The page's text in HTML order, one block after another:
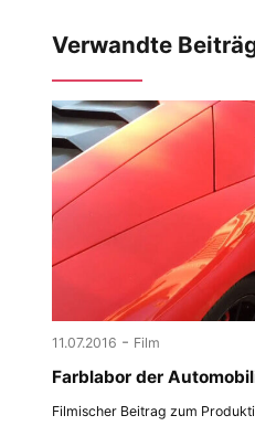
Verwandte
11.07.2016 - Film
Farblabor der
Filmischer Beitrag zum